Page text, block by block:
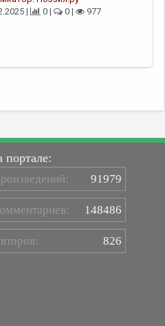
|
0 | 0 | 977
портале:
91979
148486
826